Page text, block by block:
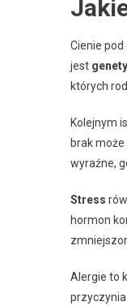
Cienie
jest
których
Kolejnym
brak
wyraźne,
Stress
hormon
Alergie to